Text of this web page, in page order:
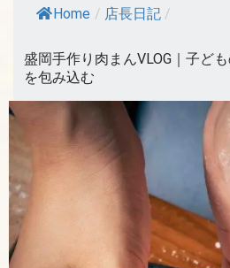
Home / 店長日記 /
盛岡手作り肉まんVLOG｜子ど
を包み込む